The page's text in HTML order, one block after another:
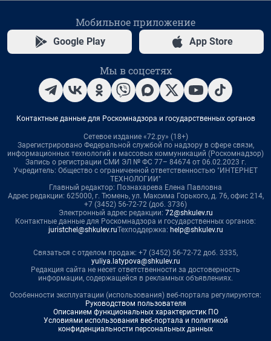
Мобильное приложение
Google Play App Store
Мы в соцсетях
Контактные данные для Роскомнадзора и государственных органов
Сетевое издание «72.ру» (18+)
Зарегистрировано Федеральной службой по надзору в сфере связи,
информационных технологий и массовых коммуникаций (Роскомнадзор)
Запись о регистрации СМИ ЭЛ № ФС 77– 84674 от 06.02.2023 г.
Учредитель: Общество с ограниченной ответственностью "ИНТЕРНЕТ
ТЕХНОЛОГИИ"
Главный редактор: Познахарева Елена Павловна
Адрес редакции: 625000, г. Тюмень, ул. Максима Горького, д. 76, офис 214,
+7 (3452) 56-72-72 (доб. 3736)
Электронный адрес редакции: 72@shkulev.ru
Контактные данные для Роскомнадзора и государственных органов:
juristchel@shkulev.ruТехподдержка: help@shkulev.ru
Связаться с отделом продаж: +7 (3452) 56-72-72 доб. 3335,
yuliya.latypova@shkulev.ru
Редакция сайта не несет ответственности за достоверность
информации, содержащейся в рекламных объявлениях.
Особенности эксплуатации (использования) веб-портала регулируются:
Руководством пользователя
Описанием функциональных характеристик ПО
Условиями использования веб-портала и политикой
конфиденциальности персональных данных